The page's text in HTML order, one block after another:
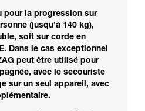
pour la progression sur
(jusqu’à 140 kg),
soit sur corde en
Dans le cas exceptionnel
peut être utilisé pour
avec le secouriste
sur un seul appareil, avec